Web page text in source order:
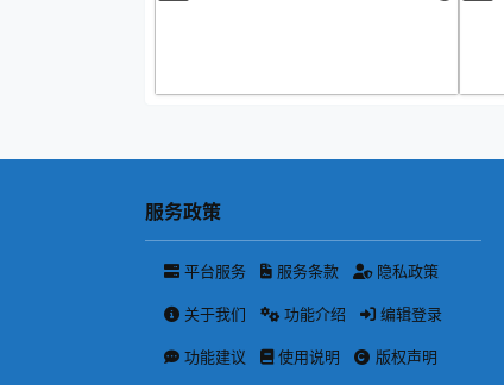
服务政策
平台服务 服务条款 隐私政策
关于我们 功能介绍 编辑登录
功能建议 使用说明 版权声明